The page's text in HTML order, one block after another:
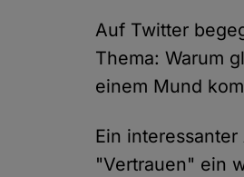
Auf Twitter
Thema: Warum
einem Mund
Ein
"Vertrauen" ein